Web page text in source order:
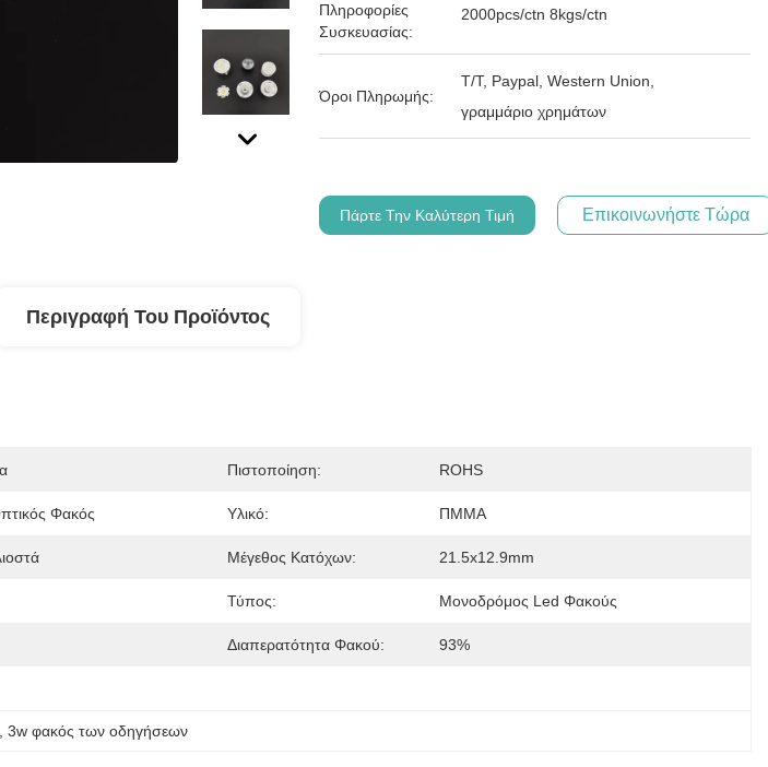
Πληροφορίες
Συσκευασίας:
2000pcs/ctn 8kgs/ctn
Όροι Πληρωμής:
T/T, Paypal, Western Union,
γραμμάριο χρημάτων
Πάρτε Την Καλύτερη Τιμή Επικοινωνήστε Τώρα
Περιγραφή Του Προϊόντος
Πιστοποίηση: ROHS
Φακός Υλικό: ΠΜΜΑ
Μέγεθος Κατόχων: 21.5x12.9mm
Τύπος: Μονοδρόμος Led Φακούς
Διαπερατότητα Φακού: 93%
3w φακός των οδηγήσεων